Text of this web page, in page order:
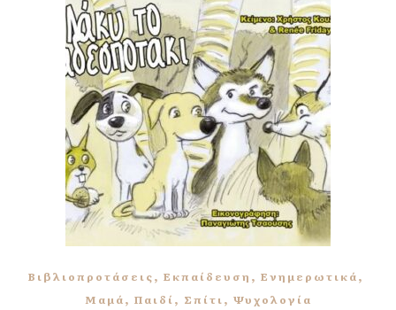
Βιβλιοπροτάσεις, Εκπαίδευση , Ενημερωτικά,
Μαμά, Παιδί, Σπίτι, Ψυχολογία